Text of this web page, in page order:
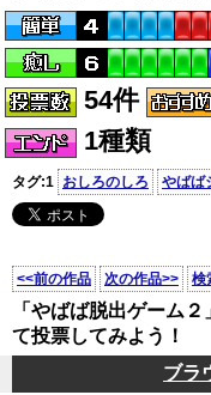
54件
1種類
タグ:1 おしろのしろ やばば
<<前の作品 次の作品>> 検
「やばば脱出ゲーム
て投票してみよう！
ブラ